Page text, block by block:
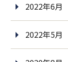
2022年6月
2022年5月